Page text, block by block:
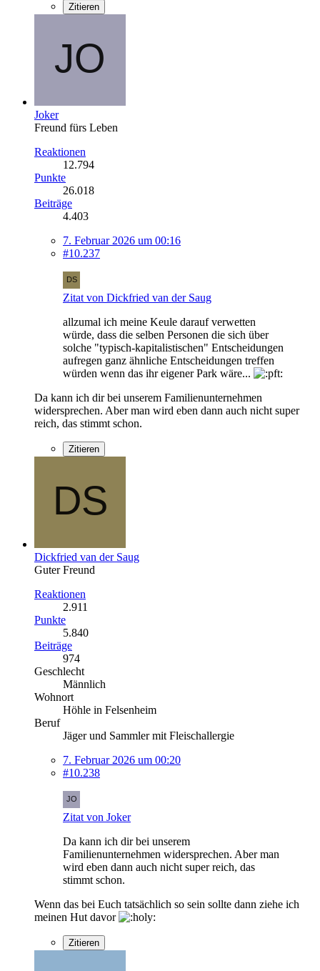
Zitieren
Joker
Freund fürs Leben
Reaktionen
12.794
Punkte
26.018
Beiträge
4.403
7. Februar 2026 um 00:16
#10.237
Zitat von Dickfried van der Saug
allzumal ich meine Keule darauf verwetten
würde, dass die selben Personen die sich über
solche "typisch-kapitalistischen" Entscheidungen
aufregen ganz ähnliche Entscheidungen treffen
würden wenn das ihr eigener Park wäre...
Da kann ich dir bei unserem Familienunternehmen
widersprechen. Aber man wird eben dann auch nicht super
reich, das stimmt schon.
Zitieren
Dickfried van der Saug
Guter Freund
Reaktionen
2.911
Punkte
5.840
Beiträge
974
Geschlecht
Männlich
Wohnort
Höhle in Felsenheim
Beruf
Jäger und Sammler mit Fleischallergie
7. Februar 2026 um 00:20
#10.238
Zitat von Joker
Da kann ich dir bei unserem
Familienunternehmen widersprechen. Aber man
wird eben dann auch nicht super reich, das
stimmt schon.
Wenn das bei Euch tatsächlich so sein sollte dann ziehe ich
meinen Hut davor
Zitieren